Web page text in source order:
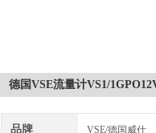
德国VSE流量计VS1/
品牌 VSE/德国威仕